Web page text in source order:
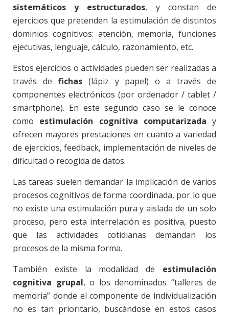
sistemáticos y estructurados, y constan de
ejercicios que pretenden la estimulación de distintos
dominios cognitivos: atención, memoria, funciones
ejecutivas, lenguaje, cálculo, razonamiento, etc.
Estos ejercicios o actividades pueden ser realizadas a
través de fichas(lápiz y papel) o a través de
componentes electrónicos (por ordenador / tablet /
smartphone). En este segundo caso se le conoce
como estimulación cognitiva computarizada y
ofrecen mayores prestaciones en cuanto a variedad
de ejercicios, feedback, implementación de niveles de
dificultad o recogida de datos.
Las tareas suelen demandar la implicación de varios
procesos cognitivos de forma coordinada, por lo que
no existe una estimulación pura y aislada de un solo
proceso, pero esta interrelación es positiva, puesto
que las actividades cotidianas demandan los
procesos de la misma forma.
También existe la modalidad de estimulación
cognitiva grupal, o los denominados “talleres de
memoria” donde el componente de individualización
no es tan prioritario, buscándose en estos casos